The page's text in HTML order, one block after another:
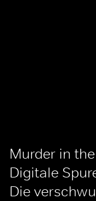
Murder in the
Digitale
Die